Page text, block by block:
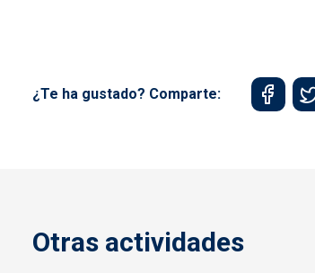
¿Te ha gustado? Comparte:
Otras actividades